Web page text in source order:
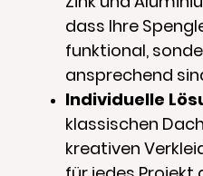
dass Ihre
funktional,
ansprechend
Individuelle
klassischen
kreativen